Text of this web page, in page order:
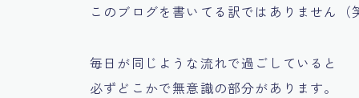
このブログを書いてる訳ではありません（
毎日が同じような流れで過ごしていると
必ずどこかで無意識の部分があります。